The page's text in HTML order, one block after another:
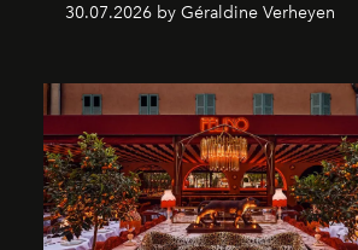
30.07.2026 by Géraldine Verheyen